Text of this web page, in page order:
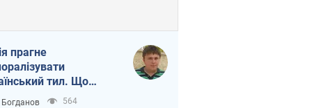
прагне
тил. Що
собі нагадати
Богданов 564